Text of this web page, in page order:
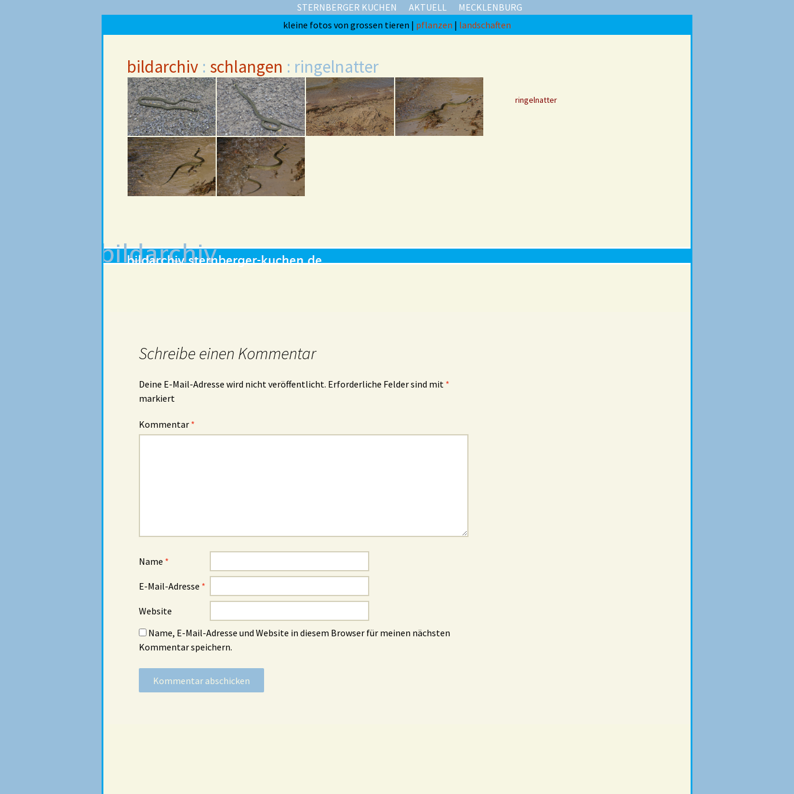
STERNBERGER KUCHEN AKTUELL
MECKLENBURG
kleine fotos von grossen tieren | pflanzen | landschaften
bildarchiv : schlangen : ringelnatter
Schreibe einen Kommentar
Deine E-Mail-Adresse wird nicht veröffentlicht. Erforderliche Felder sind mit *
markiert
Kommentar *
Name *
E-Mail-Adresse *
Website
Name, E-Mail-Adresse und Website in diesem Browser für meinen nächsten
Kommentar speichern.
ringelnatter